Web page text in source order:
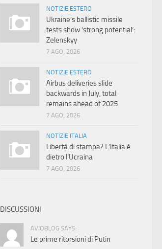
NOTIZIE ESTERO
Ukraine’s ballistic missile
tests show ‘strong potential’:
Zelenskyy
7 AGO, 2026
NOTIZIE ESTERO
Airbus deliveries slide
backwards in July, total
remains ahead of 2025
7 AGO, 2026
NOTIZIE ITALIA
Libertà di stampa? L’Italia è
dietro l’Ucraina
7 AGO, 2026
DISCUSSIONI
AVIOBLOG SAYS:
Le prime ritorsioni di Putin